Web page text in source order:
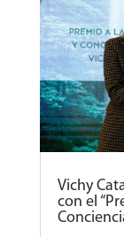
Vichy
con el